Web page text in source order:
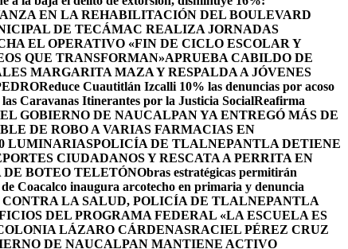
EN LA REHABILITACIÓN DEL BOULEVARD
DE TECÁMAC REALIZA JORNADAS
EL OPERATIVO «FIN DE CICLO ESCOLAR Y
QUE TRANSFORMAN»APRUEBA CABILDO DE
MARGARITA MAZA Y RESPALDA A JÓVENES
Reduce Cuautitlán Izcalli 10% las denuncias por acoso
Caravanas Itinerantes por la Justicia SocialReafirma
GOBIERNO DE NAUCALPAN YA ENTREGÓ MÁS DE
DE ROBO A VARIAS FARMACIAS EN
LUMINARIASPOLICÍA DE TLALNEPANTLA DETIENE
CIUDADANOS Y RESCATA A PERRITA EN
BOTEO TELETÓNObras estratégicas permitirán
Coacalco inaugura arcotecho en primaria y denuncia
CONTRA LA SALUD, POLICÍA DE TLALNEPANTLA
DEL PROGRAMA FEDERAL «LA ESCUELA ES
LÁZARO CÁRDENASRACIEL PÉREZ CRUZ
DE NAUCALPAN MANTIENE ACTIVO